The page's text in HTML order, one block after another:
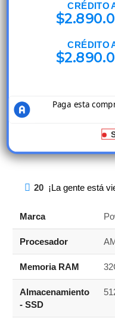
$
CRÉDITO
$
CRÉDITO
20 ¡La gente está
Marca
Procesador
Memoria RAM
Almacenamiento
- SSD